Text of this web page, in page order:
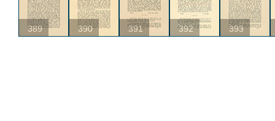
389 390 391 392 393